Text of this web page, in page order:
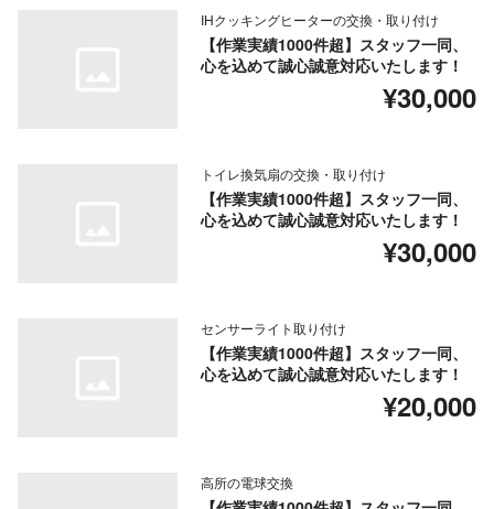
IHクッキングヒーターの交換・取り付け
【作業実績1000件超】スタッフ一同、
心を込めて誠心誠意対応いたします！
¥30,000
トイレ換気扇の交換・取り付け
【作業実績1000件超】スタッフ一同、
心を込めて誠心誠意対応いたします！
¥30,000
センサーライト取り付け
【作業実績1000件超】スタッフ一同、
心を込めて誠心誠意対応いたします！
¥20,000
高所の電球交換